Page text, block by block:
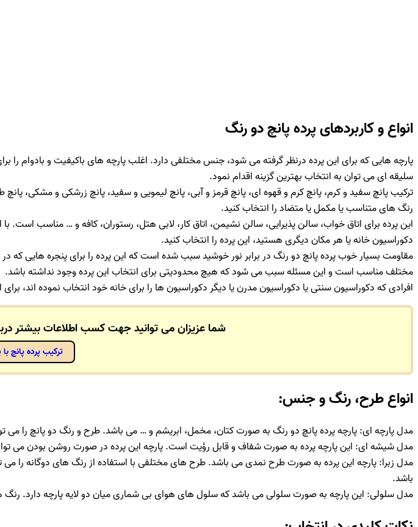
انواع و کاربردهای پرده پانچ دو رنگ
پارچه هایی که برای این پرده درنظر گرفته می شود، جنس مختلفی دارد. اغلب پارچه های باکیفیت و بادوام
سلیقه ای می توان به انتخاب بهترین گزینه اقدام نمود.
ترکیب پانچ سفید و کرم، پانچ کرم و قهوه ای، پانچ قرمز و آبی، پانچ لیمویی و سفید، پانچ زرشکی و مشکی،
رنگ های متناسب یا مکمل یا متضاد را انتخاب کنید.
این پرده برای اتاق خواب، سالن پذیرایی، سالن نشیمن، اتاق کار، لابی هتل، رستوران، کافه و … مناسب
دکوراسیون خانه یا هر مکان دیگری هستید، این پرده را انتخاب کنید.
مقاومت بسیار خوب پرده پانچ دو رنگ در برابر نور خوشید سبب شده است که این پرده را برای پنجره هایی که
مختلف مناسب است و این مسئله سبب می شود که هیچ محدودیتی برای انتخاب این پرده وجود نداشته باشد.
افرادی که دکوراسیون سنتی یا دکوراسیون مدرن یا دیگر دکوراسیون ها را برای خانه خود انتخاب نموده اند،
شما عزیزان می توانید جهت کسب اطلاعات بیشتر
ترکیب پرده پانچ
انواع طرح، رنگ و جنس:
مدل پارچه ای: پارچه پرده پانچ دو رنگ به صورت کتان، مخمل، ابریشم و … می باشد. طرح و رنگ دو پانچ را
مدل شیشه ای: این پارچه پرده به صورت شفاف و قابل رؤیت است. پارچه این پرده در صورت روشن بودن می تواند
مدل زبرا: پارچه این پرده به صورت طرح نمدی می باشد. طرح های مختلفی با استفاده از رنگ های دوگانه را می
باشد.
مدل سلولی: این پارچه به صورت سلولی می باشد که سلول های هوای بی شماری میان دو لایه پارچه دارد.